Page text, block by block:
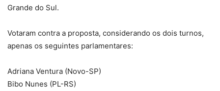
Grande do Sul.
Votaram contra a proposta, considerando os dois turnos,
apenas os seguintes parlamentares:
Adriana Ventura (Novo-SP)
Bibo Nunes (PL-RS)